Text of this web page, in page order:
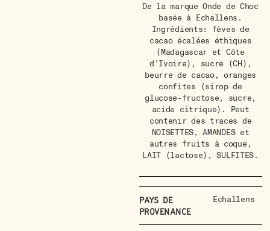
De la marque Onde de Choc
basée à Echallens.
Ingrédients: fèves de
cacao écalées éthiques
(Madagascar et Côte
d’Ivoire), sucre (CH),
beurre de cacao, oranges
confites (sirop de
glucose-fructose, sucre,
acide citrique). Peut
contenir des traces de
NOISETTES, AMANDES et
autres fruits à coque,
LAIT (lactose), SULFITES.
Pays de
provenance
Echallens